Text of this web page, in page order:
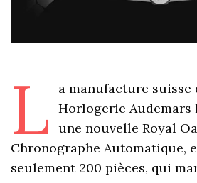
L
a manufacture suisse
Horlogerie Audemars
une nouvelle Royal
Chronographe Automatique,
seulement 200 pièces, qui